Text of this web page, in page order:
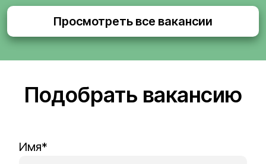
Просмотреть все вакансии
Подобрать вакансию
Имя*